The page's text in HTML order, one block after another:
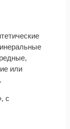
или
с